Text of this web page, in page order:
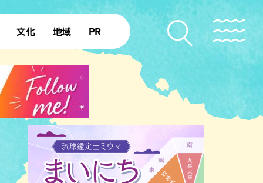
文化
復帰50年
地域
本島北部
本島南部 先島諸島
北部離島
PR